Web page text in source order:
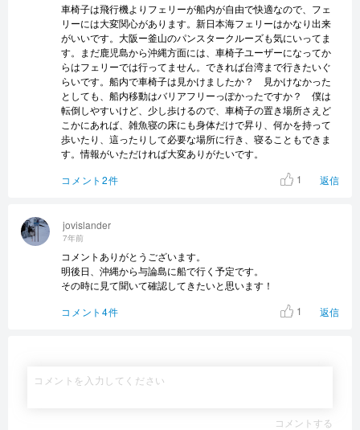
jovislander
7年前
コメントありがとうございます。
明後日、沖縄から与論島に船で行く予定です。
その時に見て聞いて確認してきたいと思います！
コメント4件
1 返信
車椅子は飛行機よりフェリーが船内が自由で快適なので、フェ
リーには大変関心があります。新日本海フェリーはかなり出来
がいいです。大阪ー釜山のパンスタークルーズも気にいってま
す。まだ鹿児島から沖縄方面には、車椅子ユーザーになってか
らはフェリーでは行ってません。できれば台湾まで行きたいぐ
らいです。船内で車椅子は見かけましたか？ 見かけなかった
としても、船内移動はバリアフリーっぽかったですか？ 僕は
転倒しやすいけど、少し歩けるので、車椅子の置き場所さえど
こかにあれば、雑魚寝の床にも身体だけで昇り、何かを持って
歩いたり、這ったりして必要な場所に行き、寝ることもできま
す。情報がいただければ大変ありがたいです。
コメント2件
1 返信
コメントする